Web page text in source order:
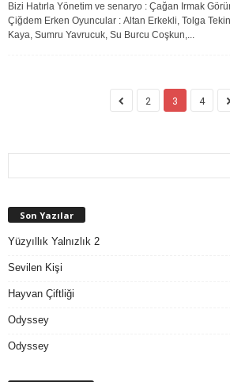
Bizi Hatırla Yönetim ve senaryo : Çağan Irmak
Çiğdem Erken Oyuncular : Altan Erkekli, Tolga
Kaya, Sumru Yavrucuk, Su Burcu Coşkun,...
2 3 4
Son Yazılar
Yüzyıllık Yalnızlık 2
Sevilen Kişi
Hayvan Çiftliği
Odyssey
Odyssey